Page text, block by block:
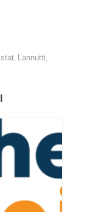
Istat, Lannutti,